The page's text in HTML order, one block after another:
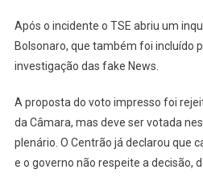
Após o incidente o TSE abriu um
Bolsonaro, que também foi incluído
investigação das fake News.
A proposta do voto impresso foi
da Câmara, mas deve ser votada
plenário. O Centrão já declarou que
e o governo não respeite a decisão,